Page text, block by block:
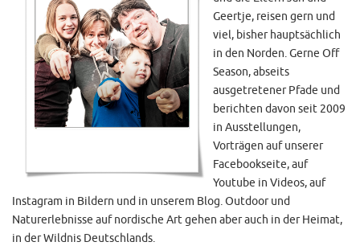
Geertje, reisen gern und
viel, bisher hauptsächlich
in den Norden. Gerne Off
Season, abseits
ausgetretener Pfade und
berichten davon seit 2009
in Ausstellungen,
Vorträgen auf unserer
Facebookseite, auf
Youtube in Videos, auf
Instagram in Bildern und in unserem Blog. Outdoor und
Naturerlebnisse auf nordische Art gehen aber auch in der Heimat,
in der Wildnis Deutschlands.